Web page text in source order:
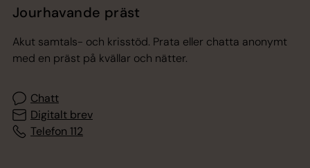
Jourhavande präst
Akut samtals- och krisstöd. Prata eller chatta anonymt
med en präst på kvällar och nätter.
Chatt
Digitalt brev
Telefon 112